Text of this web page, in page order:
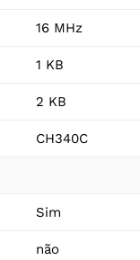
16 MHz
1 KB
2 KB
CH340C
Sim
não